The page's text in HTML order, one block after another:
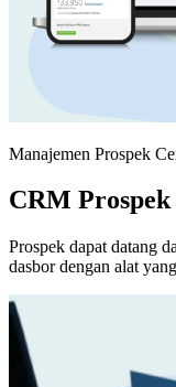
Manajemen Prospek
CRM
Prospek dapat datang
dasbor dengan alat